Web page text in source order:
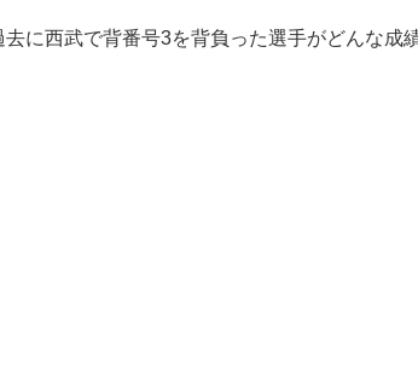
去に西武で背番号3を背負った選手がどんな成